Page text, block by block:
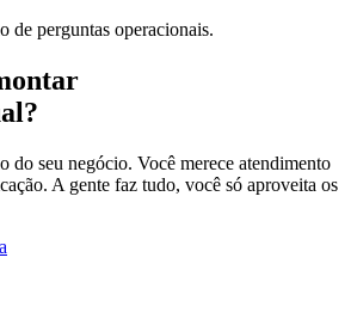
de perguntas operacionais.
do seu negócio. Você merece atendimento
A gente faz tudo, você só aproveita os